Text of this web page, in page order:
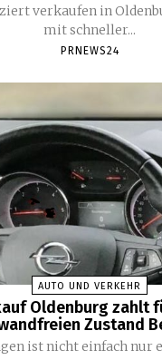
verkaufen in
mit schneller...
PRNEWS24
AUTO UND VERKEHR
Oldenburg zahlt
Zustand
ist nicht einfach nur